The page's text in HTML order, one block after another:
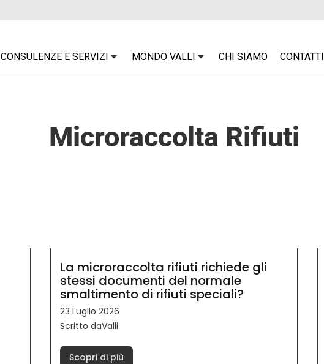
CONSULENZE E SERVIZI MONDO VALLI CHI SIAMO CONTATTI
Microraccolta Rifiuti
La microraccolta rifiuti richiede gli
stessi documenti del normale
smaltimento di rifiuti speciali?
23 Luglio 2026
Scritto daValli
Scopri di più